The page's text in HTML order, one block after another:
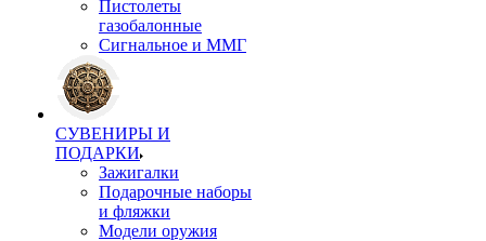
Пистолеты
газобалонные
Сигнальное и ММГ
СУВЕНИРЫ И
ПОДАРКИ
Зажигалки
Подарочные наборы
и фляжки
Модели оружия